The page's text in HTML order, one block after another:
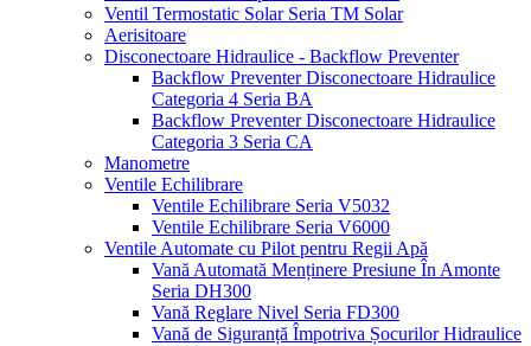
Ventil Termostatic Solar Seria TM Solar
Aerisitoare
Disconectoare Hidraulice - Backflow Preventer
Backflow Preventer Disconectoare Hidraulice
Categoria 4 Seria BA
Backflow Preventer Disconectoare Hidraulice
Categoria 3 Seria CA
Manometre
Ventile Echilibrare
Ventile Echilibrare Seria V5032
Ventile Echilibrare Seria V6000
Ventile Automate cu Pilot pentru Regii Apă
Vană Automată Menținere Presiune În Amonte
Seria DH300
Vană Reglare Nivel Seria FD300
Vană de Siguranță Împotriva Șocurilor Hidraulice